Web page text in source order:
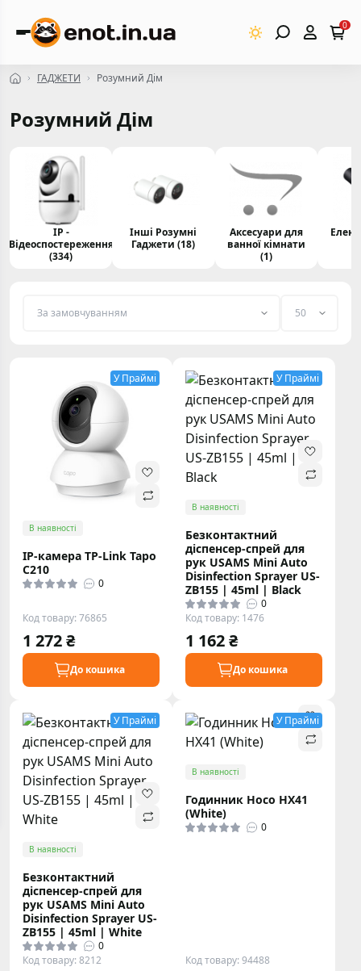
0
ГАДЖЕТИ Розумний Дім
Розумний Дім
IP -
Відеоспостереження
(334)
Інші Розумні
Гаджети (18)
Аксесуари для
ванної кімнати
(1)
У Праймі
В наявності
IP-камера TP-Link Tapo
C210
0
Код товару: 76865
1 272 ₴
До кошика
У Праймі
В наявності
Безконтактний
діспенсер-спрей для
рук USAMS Mini Auto
Disinfection Sprayer US-
ZB155 | 45ml | Black
0
Код товару: 1476
1 162 ₴
До кошика
У Праймі
В наявності
Безконтактний
діспенсер-спрей для
рук USAMS Mini Auto
Disinfection Sprayer US-
ZB155 | 45ml | White
0
Код товару: 8212
У Праймі
В наявності
Годинник Hoco HX41
(White)
0
Код товару: 94488